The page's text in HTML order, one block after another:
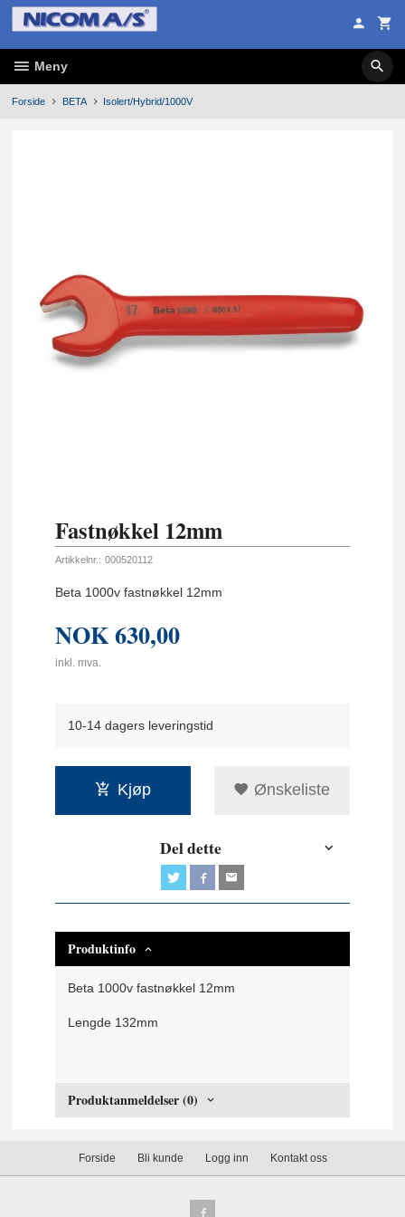
Gå
innholdet
Meny
Forside BETA Isolert/Hybrid/1000V
Fastnøkkel 12mm
Artikkelnr.: 000520112
Beta 1000v fastnøkkel 12mm
NOK630,00
inkl. mva.
10-14 dagers leveringstid
Kjøp Ønskeliste
Del dette
Produktinfo
Beta 1000v fastnøkkel 12mm
Lengde 132mm
Produktanmeldelser (0)
Forside Bli kunde Logg inn Kontakt oss